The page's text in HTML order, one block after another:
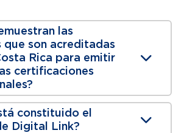
las
que son acreditadas
Rica para emitir
certificaciones
constituido el
Digital Link?